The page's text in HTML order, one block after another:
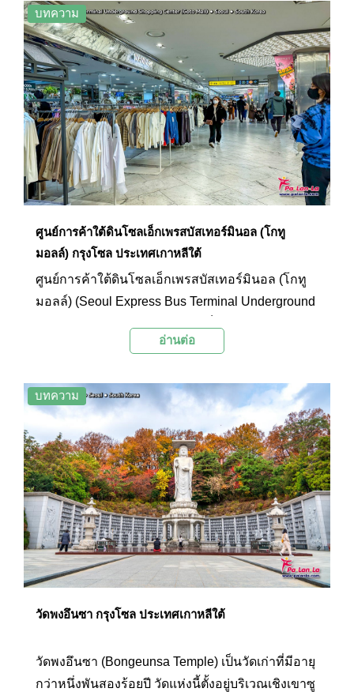
ชั้นหนังสือขนาดขนาดมหึมาที่มีความสูงราวสองชั้น
ของห้างและมีพื้นที่กว้างขวางสำหรับเพลินกับ
หนังสือมากมาย นอกจากนี้สตาร์ฟิลด์โคเอ็กซ์มอลล์
ยังมีร้านค้ากว่าสองร้อยร้านค้า และมีร้านอาหาร
และเครื่องดื่มให้เลือกอย่างหลากหลาย อีกทั้งยังมีจุด
บริการไปรษณีย์ โรงภาพยนตร์ และส่วนของ
พิพิธภัณฑ์สัตว์น้ำอีกด้วย ที่นี่จึงเป็นแหล่งชอปปิง
ขนาดใหญ่ที่มีมุมพักผ่อนและมุมถ่ายภาพสวยๆ อีก
แห่งหนึ่งของกรุงโซลที่ไม่ควรพลาด
บทความ
ศูนย์การค้าใต้ดินโซลเอ็กเพรสบัสเทอร์มินอล (โกทู
มอลล์) กรุงโซล ประเทศเกาหลีใต้
ศูนย์การค้าใต้ดินโซลเอ็กเพรสบัสเทอร์มินอล (โกทู
มอลล์) (Seoul Express Bus Terminal Underground
ชั้นใต้ดินของอาคาร Express Bus Terminal โดยเป็น
ร้อยร้าน ที่นี่เป็นสวรรค์แห่งการชอปปิงสำหรับผู้หญิง
โดยเฉพาะการชอปปิงเสื้อผ้าแฟชั่น เครื่องประดับ
และเครื่องสำอางต่างๆ สินค้าที่นี่จะมีราคาไม่แพงนัก
และมีให้เลือกหลากหลายจึงทำให้ที่นี่เป็นอีกแหล่ง
ชอปปิงในกรุงโซลที่ได้รับความนิยมเป็นอย่างมาก
อ่านต่อ
บทความ
วัดพงอึนซา กรุงโซล ประเทศเกาหลีใต้
วัดพงอึนซา (Bongeunsa Temple) เป็นวัดเก่าที่มีอายุ
กว่าหนึ่งพันสองร้อยปี วัดแห่งนี้ตั้งอยู่บริเวณเชิงเขาซู